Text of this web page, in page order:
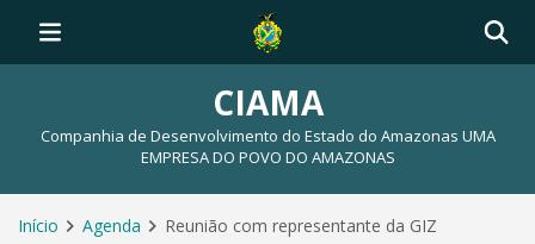
CIAMA
Companhia de Desenvolvimento do Estado do Amazonas UMA
EMPRESA DO POVO DO AMAZONAS
Início Agenda Reunião com representante da GIZ